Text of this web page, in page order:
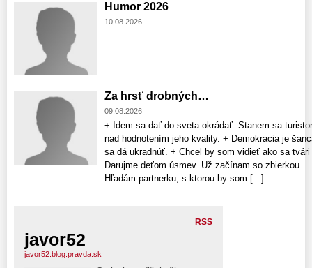
Humor 2026
10.08.2026
Za hrsť drobných…
09.08.2026
+ Idem sa dať do sveta okrádať. Stanem sa
nad hodnotením jeho kvality. + Demokracia je
sa dá ukradnúť. + Chcel by som vidieť ako sa
Darujme deťom úsmev. Už začínam so
Hľadám partnerku, s ktorou by som [...]
RSS
javor52
javor52.blog.pravda.sk